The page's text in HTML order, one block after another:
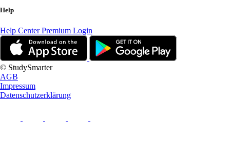
Help
Help CenterPremium Login
© StudySmarter
AGB
Impressum
Datenschutzerklärung